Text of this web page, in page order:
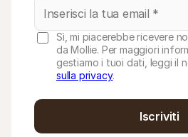
Sì, mi piacerebbe ricevere
da Mollie. Per maggiori
gestiamo i tuoi dati, leggi il
sulla privacy.
Iscriviti